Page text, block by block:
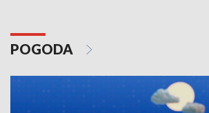
POGODA